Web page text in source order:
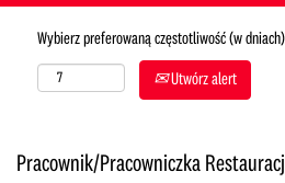
Wybierz preferowaną częstotliwość (w
Utwórz alert
Pracownik/Pracowniczka